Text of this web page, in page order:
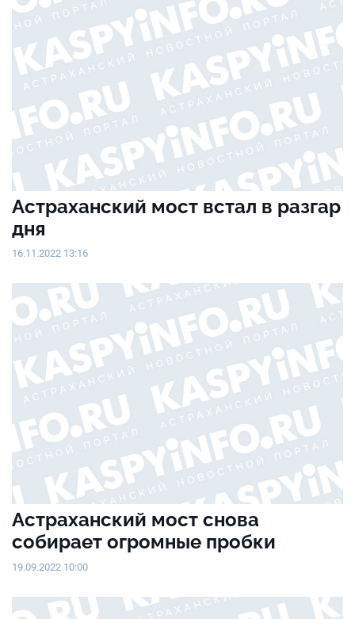
Астраханский мост встал в разгар
дня
16.11.2022 13:16
Астраханский мост снова
собирает огромные пробки
19.09.2022 10:00